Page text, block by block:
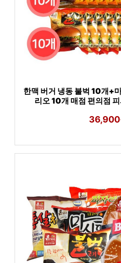
한맥 버거 냉동 불벅 10개+
리오 10개 매점 편의점
36,900